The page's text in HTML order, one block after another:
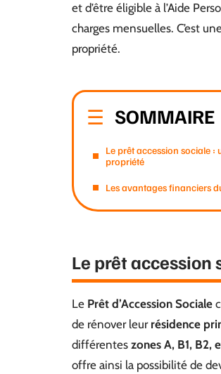
et d’être éligible à l’Aide
charges mensuelles. C’est
propriété.
SOMMAIRE
Le prêt accession sociale :
propriété
Les avantages financiers
Le prêt
Le Prêt d’Accession Sociale
de rénover leur résidence
différentes zones A, B1, B2,
offre ainsi la possibilité de